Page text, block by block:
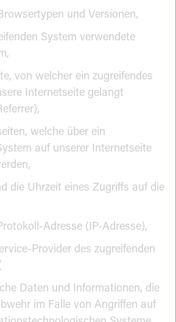
und Versionen,
System verwendete
von welcher ein zugreifendes
Internetseite gelangt
welche über ein
auf unserer Internetseite
die Uhrzeit eines Zugriffs auf die
Adresse (IP-Adresse),
Provider des zugreifenden
Daten und Informationen, die
im Falle von Angriffen auf